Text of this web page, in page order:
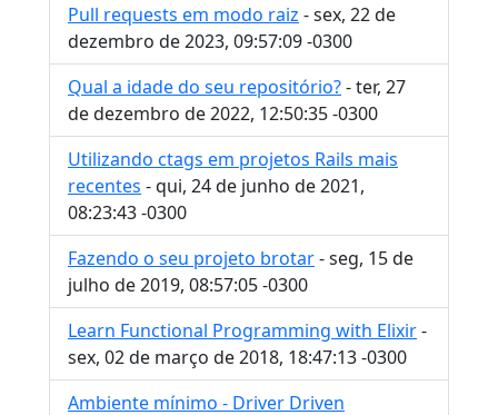
Pull requests em modo raiz - sex, 22 de
dezembro de 2023, 09:57:09 -0300
Qual a idade do seu repositório?- ter, 27
de dezembro de 2022, 12:50:35 -0300
Utilizando ctags em projetos Rails mais
recentes - qui, 24 de junho de 2021,
08:23:43 -0300
Fazendo o seu projeto brotar- seg, 15 de
julho de 2019, 08:57:05 -0300
Learn Functional Programming with Elixir-
sex, 02 de março de 2018, 18:47:13 -0300
Ambiente mínimo - Driver Driven